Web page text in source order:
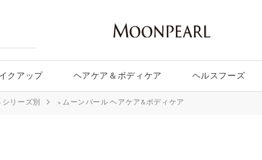
クアップ ヘアケア＆ボディケア ヘルスフーズ
シリーズ別 » ムーンパール ヘアケア&ボディケア